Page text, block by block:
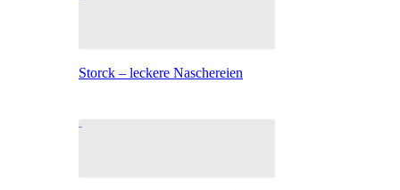
Storck – leckere Naschereien